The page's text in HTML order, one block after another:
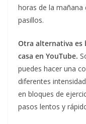
horas de la mañana
pasillos.
Otra alternativa es
casa en YouTube.
puedes hacer una
diferentes
en bloques de
pasos lentos y